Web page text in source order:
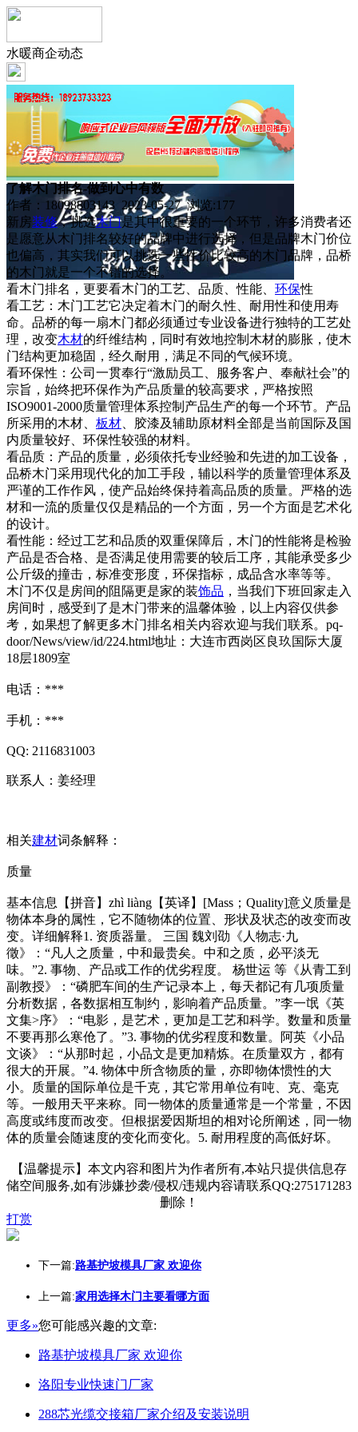
水暖商企动态
了解木门排名-做到心中有数
作者：18098803143 2023-05-27 浏览:177
新房装修，挑选木门是其中很重要的一个环节，许多消费者还
是愿意从木门排名较好的品牌中进行选择，但是品牌木门价位
也偏高，其实我们可以挑选一些性价比较高的木门品牌，品桥
的木门就是一个不错的选择。
看木门排名，更要看木门的工艺、品质、性能、 环保性
看工艺：木门工艺它决定着木门的耐久性、耐用性和使用寿
命。品桥的每一扇木门都必须通过专业设备进行独特的工艺处
理，改变木材的纤维结构，同时有效地控制木材的膨胀，使木
门结构更加稳固，经久耐用，满足不同的气候环境。
看环保性：公司一贯奉行“激励员工、服务客户、奉献社会”的
宗旨，始终把环保作为产品质量的较高要求，严格按照
ISO9001-2000质量管理体系控制产品生产的每一个环节。产品
所采用的木材、 板材 、胶漆及辅助原材料全部是当前国际及国
内质量较好、环保性较强的材料。
看品质：产品的质量，必须依托专业经验和先进的加工设备，
品桥木门采用现代化的加工手段，辅以科学的质量管理体系及
严谨的工作作风，使产品始终保持着高品质的质量。严格的选
材和一流的质量仅仅是精品的一个方面，另一个方面是艺术化
的设计。
看性能：经过工艺和品质的双重保障后，木门的性能将是检验
产品是否合格、是否满足使用需要的较后工序，其能承受多少
公斤级的撞击，标准变形度，环保指标，成品含水率等等。
木门不仅是房间的阻隔更是家的装饰品 ，当我们下班回家走入
房间时，感受到了是木门带来的温馨体验，以上内容仅供参
考，如果想了解更多木门排名相关内容欢迎与我们联系。pq-
door/News/view/id/224.html地址：大连市西岗区良玖国际大厦
18层1809室
电话：***
手机：***
QQ: 2116831003
联系人：姜经理
相关建材词条解释：
质量
基本信息【拼音】zhì liàng【英译】[Mass；Quality]意义质量是
物体本身的属性，它不随物体的位置、形状及状态的改变而改
变。详细解释1. 资质器量。 三国 魏刘劭《人物志·九
徵》：“凡人之质量，中和最贵矣。中和之质，必平淡无
味。”2. 事物、产品或工作的优劣程度。 杨世运 等《从青工到
副教授》：“磷肥车间的生产记录本上，每天都记有几项质量
分析数据，各数据相互制约，影响着产品质量。”李一氓《英
文集>序》：“电影，是艺术，更加是工艺和科学。数量和质量
不要再那么寒伧了。”3. 事物的优劣程度和数量。阿英《小品
文谈》：“从那时起，小品文是更加精炼。在质量双方，都有
很大的开展。”4. 物体中所含物质的量，亦即物体惯性的大
小。质量的国际单位是千克，其它常用单位有吨、克、毫克
等。一般用天平来称。同一物体的质量通常是一个常量，不因
高度或纬度而改变。但根据爱因斯坦的相对论所阐述，同一物
体的质量会随速度的变化而变化。5. 耐用程度的高低好坏。
【温馨提示】本文内容和图片为作者所有,本站只提供信息存
储空间服务,如有涉嫌抄袭/侵权/违规内容请联系QQ:275171283
删除！
打赏
下一篇:路基护坡模具厂家 欢迎你
上一篇:家用选择木门主要看哪方面
更多»您可能感兴趣的文章:
路基护坡模具厂家 欢迎你
洛阳专业快速门厂家
288芯光缆交接箱厂家介绍及安装说明